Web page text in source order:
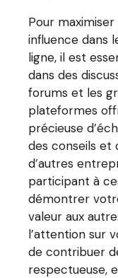
Pour
influence dans
ligne, il est
dans des
forums et les
plateformes
précieuse
des conseils et
d’autres
participant à
démontrer
valeur aux
l’attention sur
de contribuer
respectueuse,